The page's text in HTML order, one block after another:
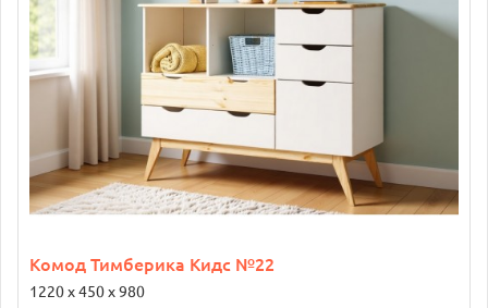
Комод Тимберика Кидс №22
1220 х 450 х 980